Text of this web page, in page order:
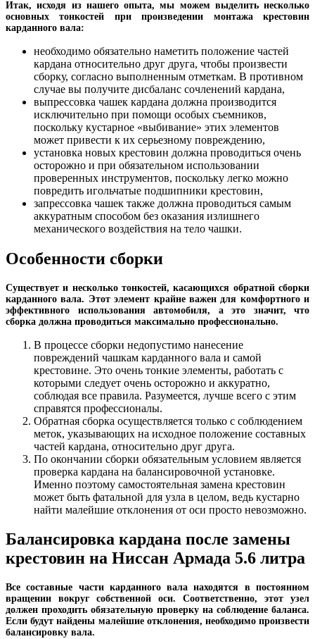
Итак, исходя из нашего опыта, мы можем выделить несколько
основных тонкостей при произведении монтажа крестовин
карданного вала:
необходимо обязательно наметить положение частей
кардана относительно друг друга, чтобы произвести
сборку, согласно выполненным отметкам. В противном
случае вы получите дисбаланс сочленений кардана,
выпрессовка чашек кардана должна производится
исключительно при помощи особых съемников,
поскольку кустарное «выбивание» этих элементов
может привести к их серьезному повреждению,
установка новых крестовин должна проводиться очень
осторожно и при обязательном использовании
проверенных инструментов, поскольку легко можно
повредить игольчатые подшипники крестовин,
запрессовка чашек также должна проводиться самым
аккуратным способом без оказания излишнего
механического воздействия на тело чашки.
Особенности сборки
Существует и несколько тонкостей, касающихся обратной сборки
карданного вала. Этот элемент крайне важен для комфортного и
эффективного использования автомобиля, а это значит, что
сборка должна проводиться максимально профессионально.
В процессе сборки недопустимо нанесение
повреждений чашкам карданного вала и самой
крестовине. Это очень тонкие элементы, работать с
которыми следует очень осторожно и аккуратно,
соблюдая все правила. Разумеется, лучше всего с этим
справятся профессионалы.
Обратная сборка осуществляется только с соблюдением
меток, указывающих на исходное положение составных
частей кардана, относительно друг друга.
По окончании сборки обязательным условием является
проверка кардана на балансировочной установке.
Именно поэтому самостоятельная замена крестовин
может быть фатальной для узла в целом, ведь кустарно
найти малейшие отклонения от оси просто невозможно.
Балансировка кардана после замены
крестовин на Ниссан Армада 5.6 литра
Все составные части карданного вала находятся в постоянном
вращении вокруг собственной оси. Соответственно, этот узел
должен проходить обязательную проверку на соблюдение баланса.
Если будут найдены малейшие отклонения, необходимо произвести
балансировку вала.